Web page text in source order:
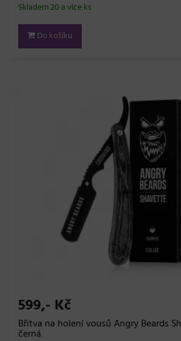
Skladem 20 a více ks
Do košíku
599,- Kč
Břitva na holení vousů Angry Beards
černá